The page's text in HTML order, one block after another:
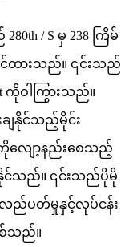
280th / S မှ 238 ကြိမ်
ထားသည်။ ၎င်းသည်
ကိုဝါကြွားသည်။
ျနိုင်သည့်မိုင်း
လျော့နည်းစေသည့်
င်သည်။ ၎င်းသည်ပိုမို
လည်ပတ်မှုနှင့်လုပ်ငန်း
သည်။